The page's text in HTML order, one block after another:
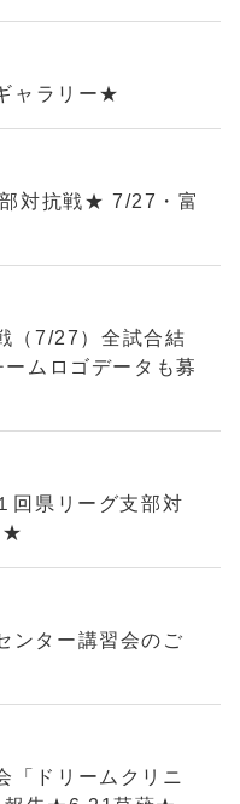
ャラリー★
対抗戦★ 7/27・富
（7/27）全試合結
ムロゴデータも募
回県リーグ支部対
★
ンター講習会のご
「ドリームクリニ